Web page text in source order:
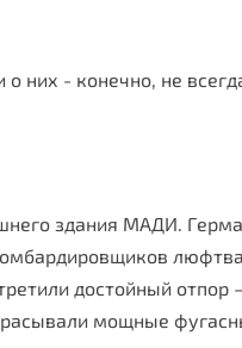
них - конечно, не
здания МАДИ.
достойный отпор
мощные